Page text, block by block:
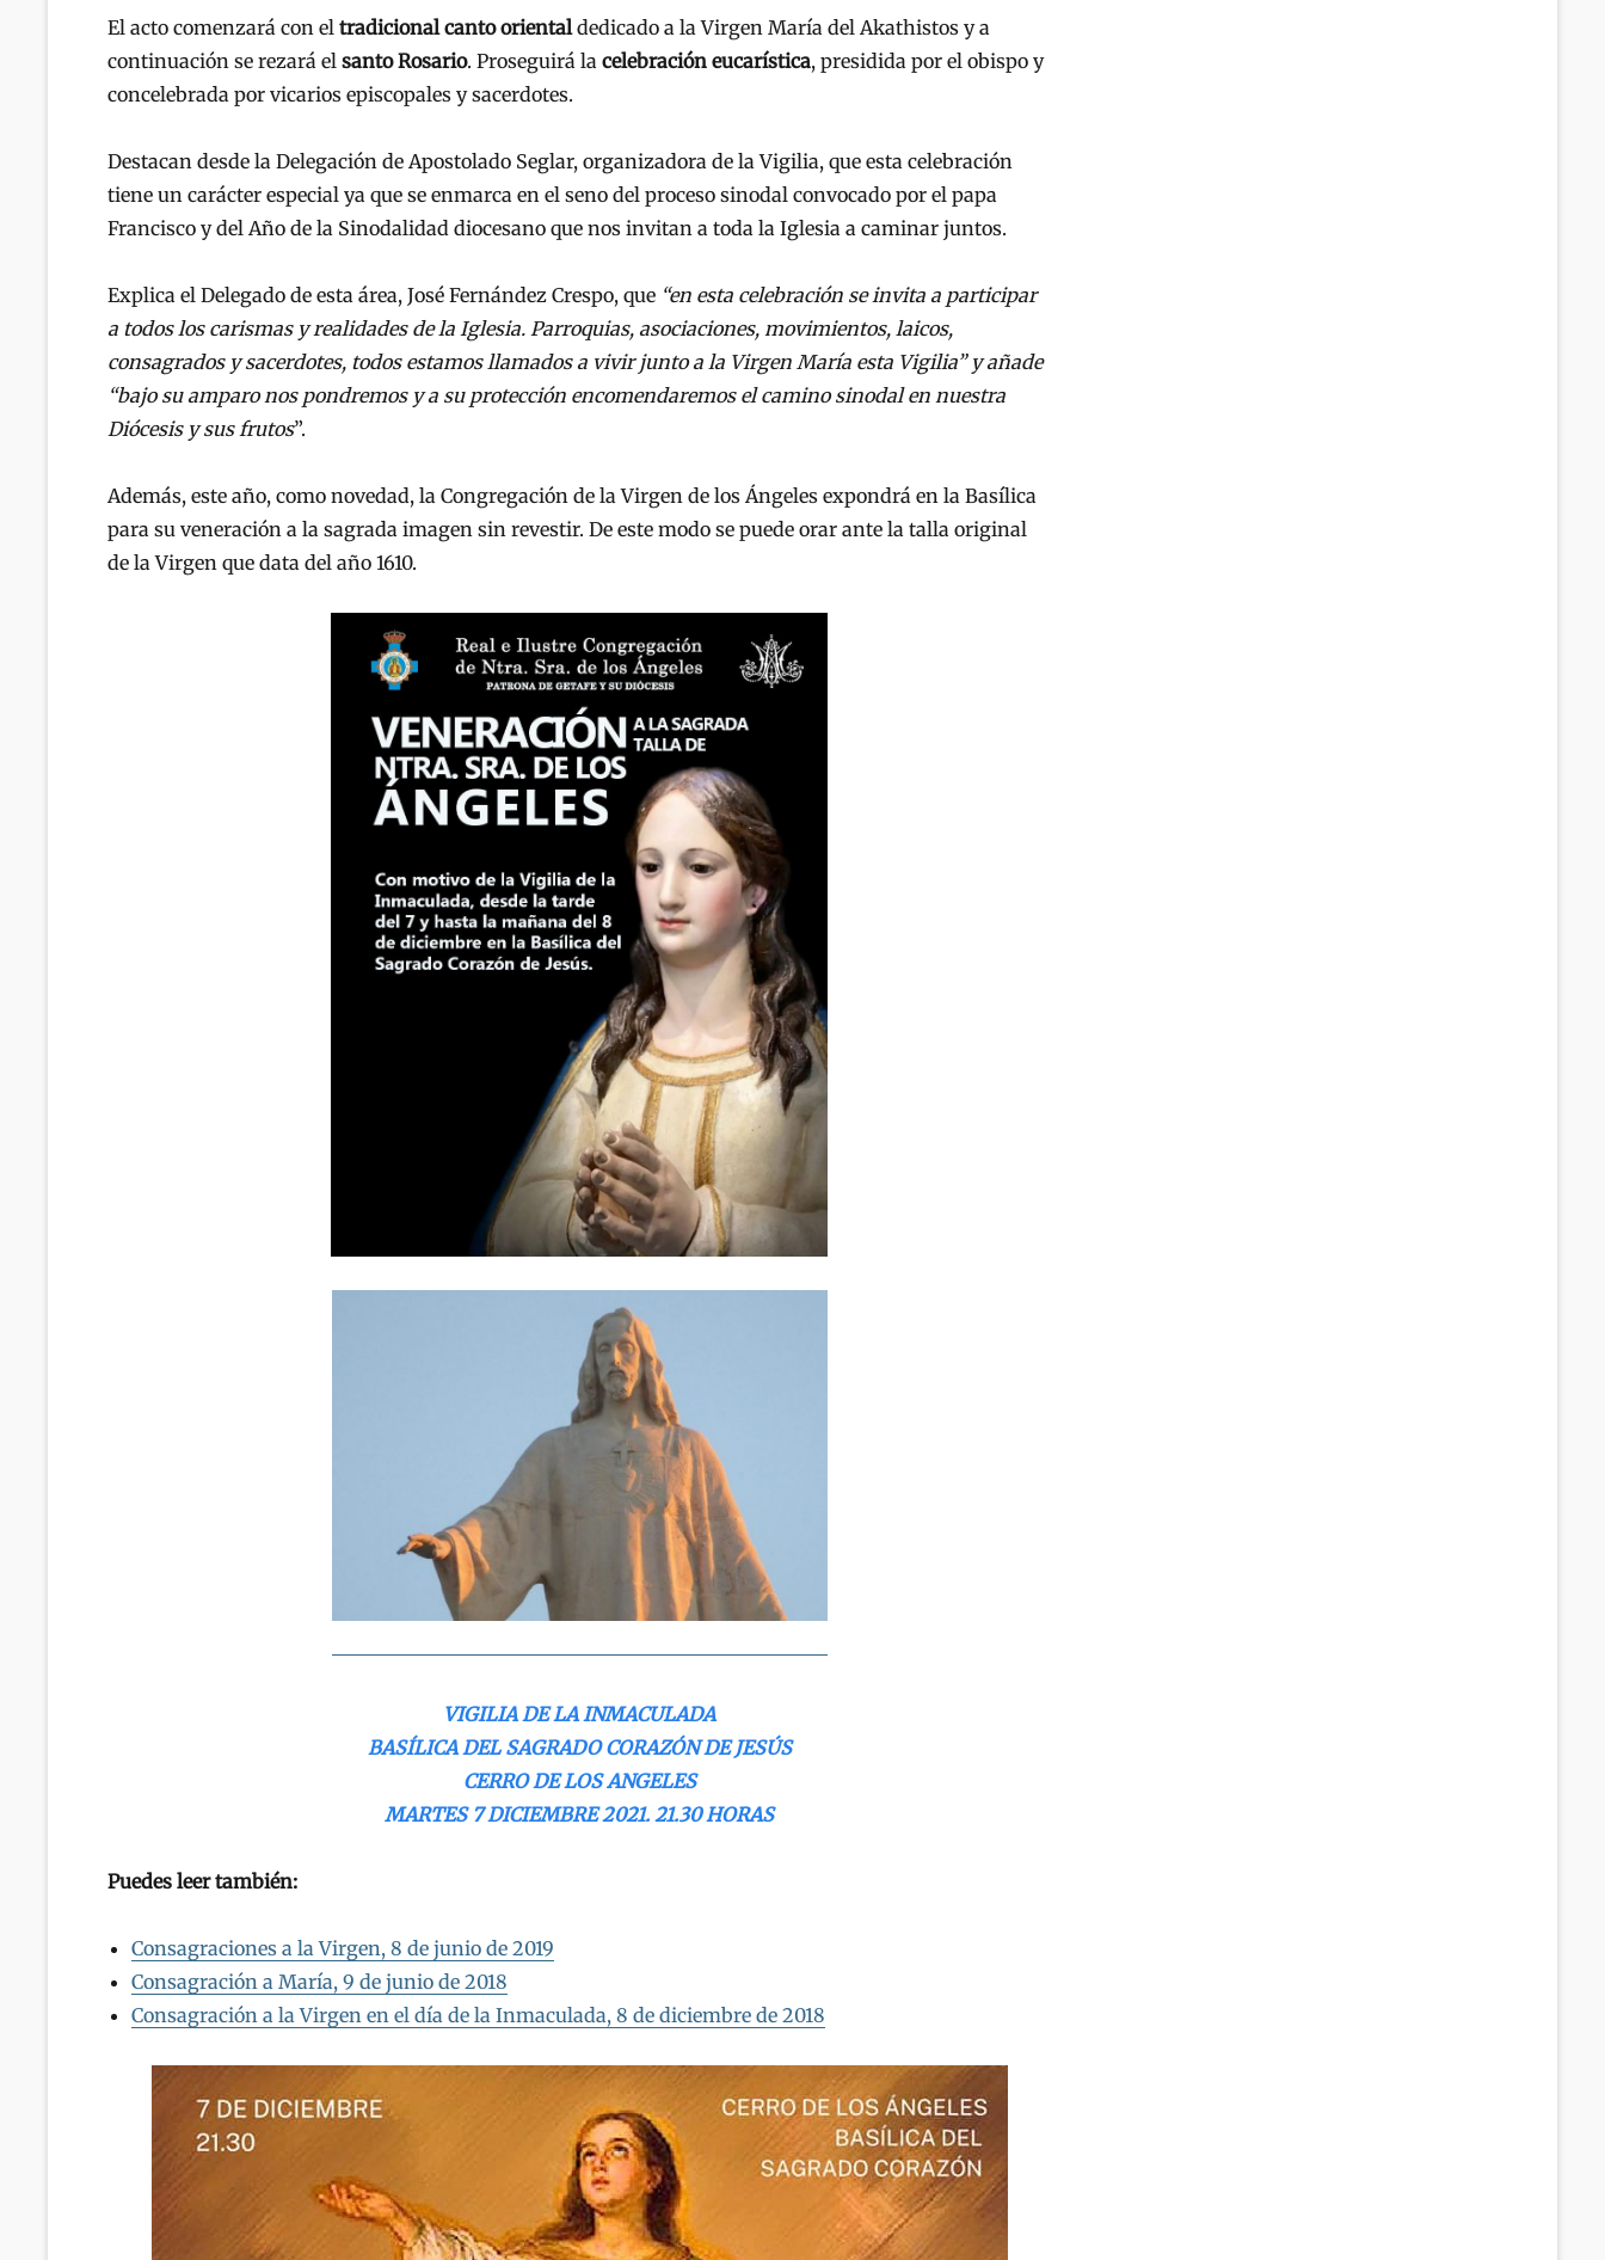
El acto comenzará con el tradicional canto orientaldedicado a la Virgen María del Akathistos y a
continuación se rezará el santo Rosario. Proseguirá la celebración eucarística, presidida por el obispo y
concelebrada por vicarios episcopales y sacerdotes.
Destacan desde la Delegación de Apostolado Seglar, organizadora de la Vigilia, que esta celebración
tiene un carácter especial ya que se enmarca en el seno del proceso sinodal convocado por el papa
Francisco y del Año de la Sinodalidad diocesano que nos invitan a toda la Iglesia a caminar juntos.
Explica el Delegado de esta área, José Fernández Crespo, que “en esta celebración se invita a participar
a todos los carismas y realidades de la Iglesia. Parroquias, asociaciones, movimientos, laicos,
consagrados y sacerdotes, todos estamos llamados a vivir junto a la Virgen María esta Vigilia” y añade
“bajo su amparo nos pondremos y a su protección encomendaremos el camino sinodal en nuestra
Diócesis y sus frutos”.
Además, este año, como novedad, la Congregación de la Virgen de los Ángeles expondrá en la Basílica
para su veneración a la sagrada imagen sin revestir. De este modo se puede orar ante la talla original
de la Virgen que data del año 1610.
VIGILIA DE LA INMACULADA
BASÍLICA DEL SAGRADO CORAZÓN DE JESÚS
CERRO DE LOS ANGELES
MARTES 7 DICIEMBRE 2021. 21.30 HORAS
Puedes leer también:
Consagraciones a la Virgen, 8 de junio de 2019
Consagración a María, 9 de junio de 2018
Consagración a la Virgen en el día de la Inmaculada, 8 de diciembre de 2018